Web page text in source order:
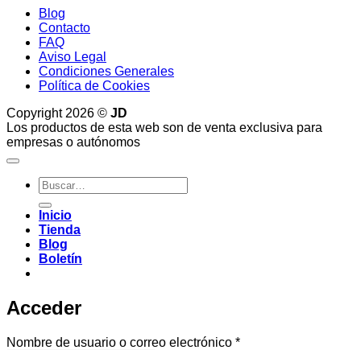
Blog
Contacto
FAQ
Aviso Legal
Condiciones Generales
Política de Cookies
Copyright 2026 © JD
Los productos de esta web son de venta exclusiva para
empresas o autónomos
Buscar
por:
Inicio
Tienda
Blog
Boletín
Acceder
Nombre de usuario o correo electrónico *Obligatorio